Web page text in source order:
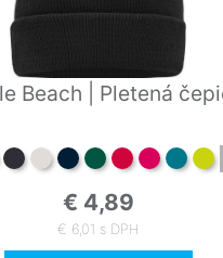
Beach | Pletená
€ 4,89
€ 6,01 s DPH